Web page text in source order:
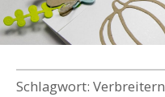
Schlagwort: Verbreitern